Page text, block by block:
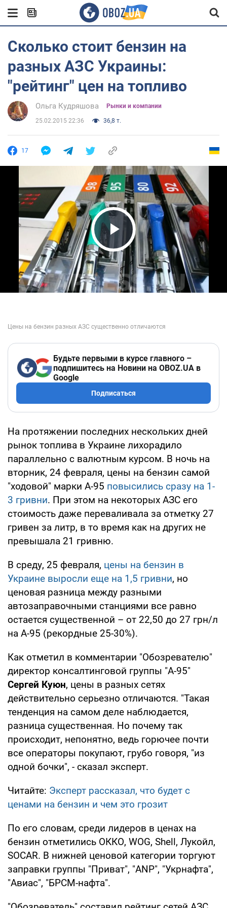
Сколько стоит бензин на
разных АЗС Украины:
"рейтинг" цен на топливо
Ольга Кудряшова Рынки и компании
25.02.2015 22:36 36,8 т.
17
Play Video
Будьте первыми в курсе главного –
подпишитесь на Новини на OBOZ.UA в
Google
Подписаться
На протяжении последних нескольких дней
рынок топлива в Украине лихорадило
параллельно с валютным курсом. В ночь на
вторник, 24 февраля, цены на бензин самой
"ходовой" марки А-95 повысились сразу на 1-
3 гривни. При этом на некоторых АЗС его
стоимость даже переваливала за отметку 27
гривен за литр, в то время как на других не
превышала 21 гривню.
В среду, 25 февраля, цены на бензин в
Украине выросли еще на 1,5 гривни, но
ценовая разница между разными
автозаправочными станциями все равно
остается существенной – от 22,50 до 27 грн/л
на А-95 (рекордные 25-30%).
Как отметил в комментарии "Обозревателю"
директор консалтинговой группы "А-95"
Сергей Куюн, цены в разных сетях
действительно серьезно отличаются. "Такая
тенденция на самом деле наблюдается,
разница существенная. Но почему так
происходит, непонятно, ведь горючее почти
все операторы покупают, грубо говоря, "из
одной бочки", - сказал эксперт.
Читайте: Эксперт рассказал, что будет с
ценами на бензин и чем это грозит
По его словам, среди лидеров в ценах на
бензин отметились ОККО, WOG, Shell, Лукойл,
SOCAR. В нижней ценовой категории торгуют
заправки группы "Приват", "ANP", "Укрнафта",
"Авиас", "БРСМ-нафта".